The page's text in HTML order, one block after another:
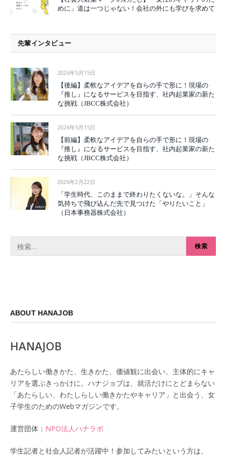
めに」道は一つじゃない！会社の外にも学びを求めて
先輩インタビュー
2026年5月15日
【後編】柔軟なアイデアを自らの手で形に！現場の
『推し』になるサービスを目指す、社内起業家の新た
な挑戦（JBCC株式会社）
2026年5月15日
【前編】柔軟なアイデアを自らの手で形に！現場の
『推し』になるサービスを目指す、社内起業家の新た
な挑戦（JBCC株式会社）
2026年2月22日
「学生時代、このままで終わりたくないな。」そんな
気持ちで飛び込んだ先で見つけた「やりたいこと」
（日本事務器株式会社）
ABOUT HANAJOB
HANAJOB
あたらしい働きかた、生きかた、価値観に出会い、主体的にキャ
リアを選ぶきっかけに。ハナジョブは、就活だけにとどまらない
「あたらしい、わたしらしい働きかたやキャリア」と出会う、女
子学生のためのWebマガジンです。
運営団体： NPO法人ハナラボ
学生記者と社会人記者が活躍中！参加してみたいという方は、